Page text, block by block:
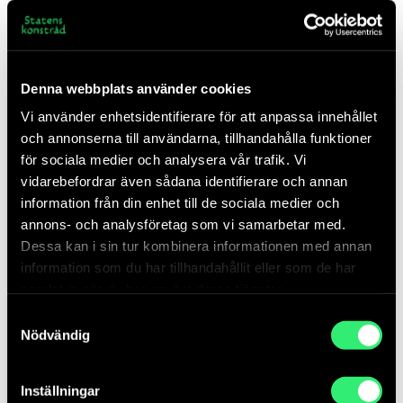
Denna webbplats använder cookies
Vi använder enhetsidentifierare för att anpassa innehållet
och annonserna till användarna, tillhandahålla funktioner
för sociala medier och analysera vår trafik. Vi
vidarebefordrar även sådana identifierare och annan
information från din enhet till de sociala medier och
annons- och analysföretag som vi samarbetar med.
Dessa kan i sin tur kombinera informationen med annan
information som du har tillhandahållit eller som de har
Nödvändig
Inställningar
deltagarbaserade eller gemenskapsorienterade praktiker.
Jeanne van Heeswijk har under lång tid samarbetat med
lokalsamhällen och institutioner i olika delar av världen.
Genom kursen introducerar hon de arbetsmetoder som
utvecklats genom de samarbetena. En central fråga är hur
vi kan förstå våra tillhörigheter, i bemärkelsen relationer
och positioneringar, som en utgångspunkt för att kunna
föreställa oss andra framtider.
15–16 april, Kinesiska Muren, Göteborg
24–25 augusti, Malmö konstmuseum
Att träna för det som ännu inte finns – genom relationell